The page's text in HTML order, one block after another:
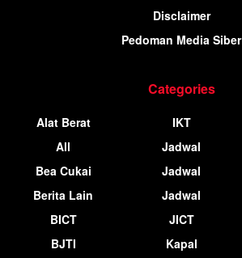
Disclaimer
Pedoman Media Siber
Categories
Alat Berat
All
Bea Cukai
Berita Lain
BICT
BJTI
IKT
Jadwal
Jadwal
Jadwal
JICT
Kapal